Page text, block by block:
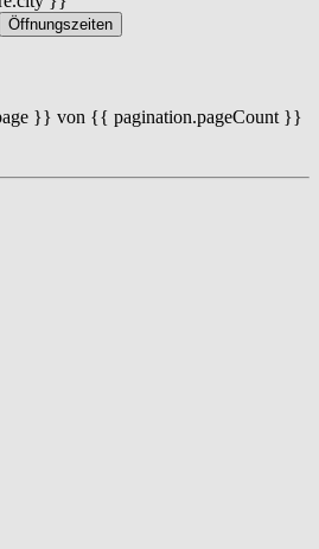
Öffnungszeiten
}} von {{ pagination.pageCount }}